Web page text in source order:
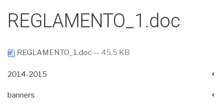
REGLAMENTO_1.doc
REGLAMENTO_1.doc— 45.5 KB
2014-2015
banners